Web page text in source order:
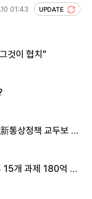
01:43 UPDATE
것이 협치"
통상정책 교두보 활
15개 과제 180억 지